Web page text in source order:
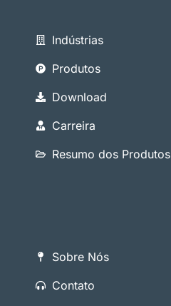
Indústrias
Produtos
Download
Carreira
Resumo dos Produtos
Sobre Nós
Contato